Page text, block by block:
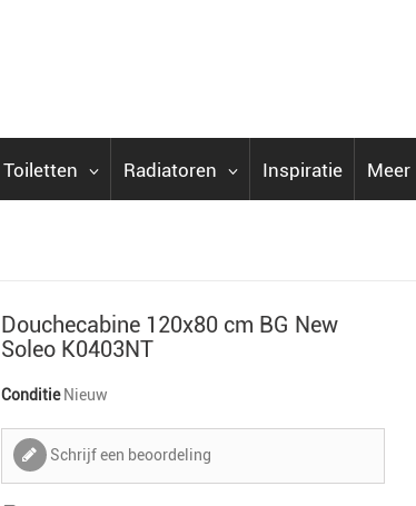
Toiletten Radiatoren Inspiratie Meer
Douchecabine 120x80 cm BG New
Soleo K0403NT
Conditie Nieuw
Schrijf een beoordeling